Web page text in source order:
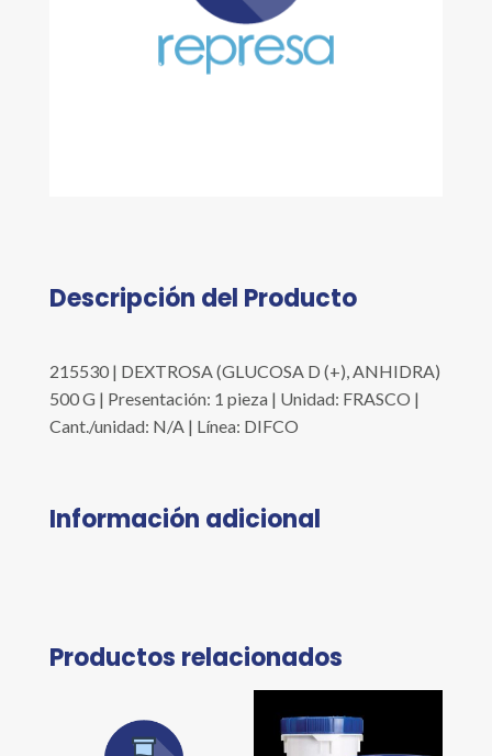
Descripción del Producto
215530 | DEXTROSA (GLUCOSA D (+), ANHIDRA)
500 G | Presentación: 1 pieza | Unidad: FRASCO |
Cant./unidad: N/A | Línea: DIFCO
Información adicional
Productos relacionados